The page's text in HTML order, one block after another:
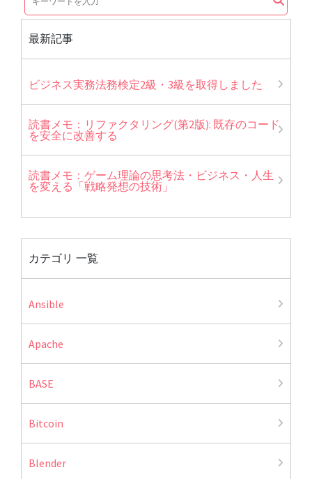
最新記事
ビジネス実務法務検定2級・3級を取得しました
読書メモ：リファクタリング(第2版): 既存のコード
を安全に改善する
読書メモ：ゲーム理論の思考法・ビジネス・人生
を変える「戦略発想の技術」
カテゴリ 一覧
Ansible
Apache
BASE
Bitcoin
Blender